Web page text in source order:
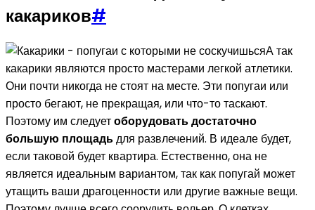
какариков#
А так
какарики являются просто мастерами легкой атлетики.
Они почти никогда не стоят на месте. Эти попугаи или
просто бегают, не прекращая, или что-то таскают.
Поэтому им следуетоборудовать достаточно
большую площадьдля развлечений. В идеале будет,
если таковой будет квартира. Естественно, она не
является идеальным вариантом, так как попугай может
утащить ваши драгоценности или другие важные вещи.